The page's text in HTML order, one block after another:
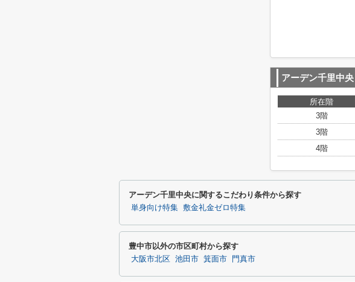
アーデン千里中央
所在階
3階
3階
4階
アーデン千里中央に関するこだわり条件から探す
単身向け特集 敷金礼金ゼロ特集
豊中市以外の市区町村から探す
大阪市北区 池田市 箕面市 門真市